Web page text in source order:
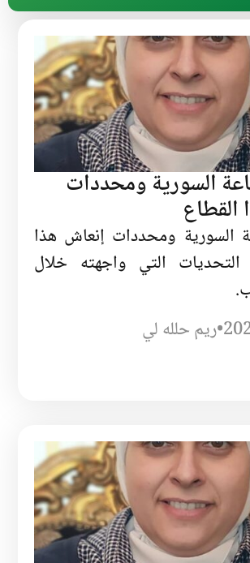
السورية ومحددات
السورية ومحددات إنعاش هذا
التحديات التي واجهته خلال
•ريم حلله لي